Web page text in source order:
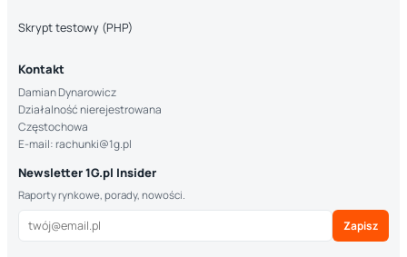
Skrypt testowy (PHP)
Kontakt
Damian Dynarowicz
Działalność nierejestrowana
Częstochowa
E-mail: rachunki@1g.pl
Newsletter 1G.pl Insider
Raporty rynkowe, porady, nowości.
Zapisz